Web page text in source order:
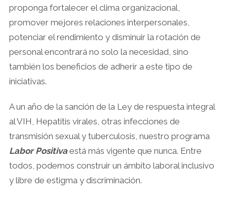
proponga fortalecer el clima organizacional,
promover mejores relaciones interpersonales,
potenciar el rendimiento y disminuir la rotación de
personal encontrará no solo la necesidad, sino
también los beneficios de adherir a este tipo de
iniciativas.
A un año de la sanción de la Ley de respuesta integral
al VIH, Hepatitis virales, otras infecciones de
transmisión sexual y tuberculosis, nuestro programa
Labor Positivaestá más vigente que nunca. Entre
todos, podemos construir un ámbito laboral inclusivo
y libre de estigma y discriminación.